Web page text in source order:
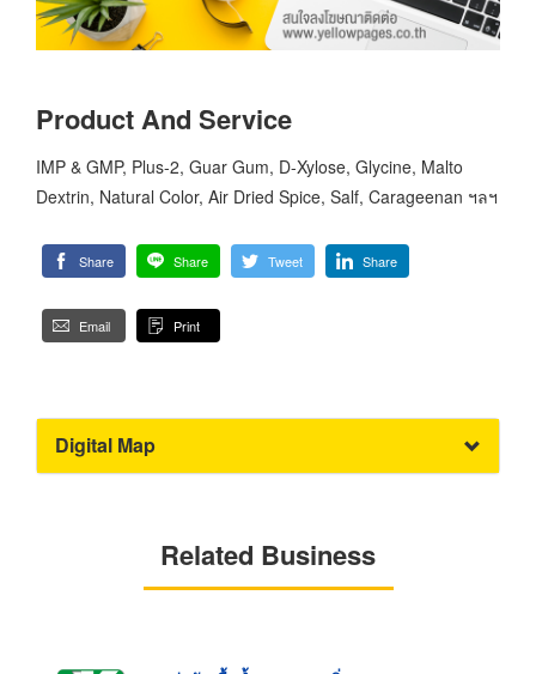
Product And Service
IMP & GMP, Plus-2, Guar Gum, D-Xylose, Glycine, Malto
Dextrin, Natural Color, Air Dried Spice, Salf, Carageenan ฯลฯ
Share Share Tweet Share
Email Print
Digital Map
Related Business